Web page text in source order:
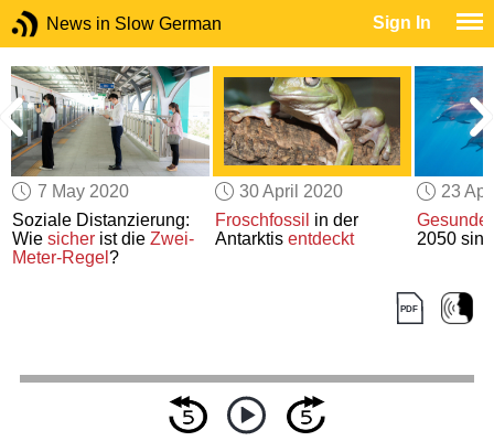
News in Slow German Sign In
7 May 2020
Soziale Distanzierung:
Wiesicher ist dieZwei-
Meter-Regel?
30 April 2020
Froschfossil in der
Antarktis entdeckt
23
Gesunde
2050